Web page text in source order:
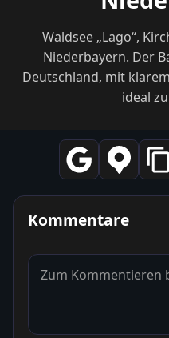
Waldsee „Lago“,
Niederbayern. Der
Deutschland, mit
ideal
Kommentare